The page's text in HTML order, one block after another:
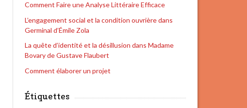
Comment Faire une Analyse Littéraire Efficace
L’engagement social et la condition ouvrière dans
Germinal d’Émile Zola
La quête d’identité et la désillusion dans Madame
Bovary de Gustave Flaubert
Comment élaborer un projet
Étiquettes